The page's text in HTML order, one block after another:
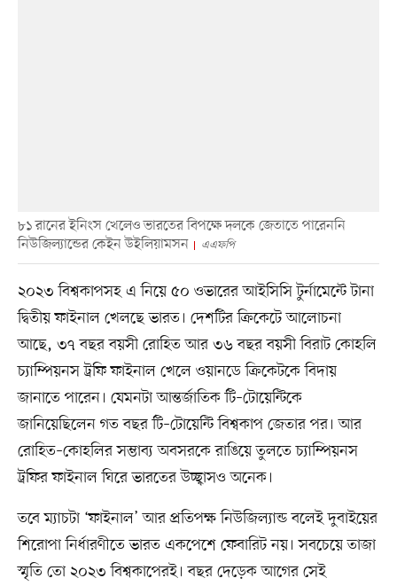
৮১ রানের ইনিংস খেলেও ভারতের বিপক্ষে দলকে জেতাতে পারেননি
নিউজিল্যান্ডের কেইন উইলিয়ামসন
এএফপি
২০২৩ বিশ্বকাপসহ এ নিয়ে ৫০ ওভারের আইসিসি টুর্নামেন্টে টানা
দ্বিতীয় ফাইনাল খেলছে ভারত। দেশটির ক্রিকেটে আলোচনা
আছে, ৩৭ বছর বয়সী রোহিত আর ৩৬ বছর বয়সী বিরাট কোহলি
চ্যাম্পিয়নস ট্রফি ফাইনাল খেলে ওয়ানডে ক্রিকেটকে বিদায়
জানাতে পারেন। যেমনটা আন্তর্জাতিক টি–টোয়েন্টিকে
জানিয়েছিলেন গত বছর টি–টোয়েন্টি বিশ্বকাপ জেতার পর। আর
রোহিত–কোহলির সম্ভাব্য অবসরকে রাঙিয়ে তুলতে চ্যাম্পিয়নস
ট্রফির ফাইনাল ঘিরে ভারতের উচ্ছ্বাসও অনেক।
তবে ম্যাচটা ‘ফাইনাল’ আর প্রতিপক্ষ নিউজিল্যান্ড বলেই দুবাইয়ের
শিরোপা নির্ধারণীতে ভারত একপেশে ফেবারিট নয়। সবচেয়ে তাজা
স্মৃতি তো ২০২৩ বিশ্বকাপেরই। বছর দেড়েক আগের সেই